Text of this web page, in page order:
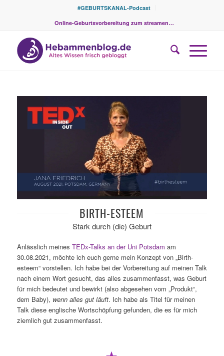
#GEBURTSKANAL-Podcast
Online-Geburtsvorbereitung zum streamen…
BIRTH-ESTEEM
Stark durch (die) Geburt
Anlässlich meines TEDx-Talks an der Uni Potsdam am
30.08.2021, möchte ich euch gerne mein Konzept von „Birth-
esteem“ vorstellen. Ich habe bei der Vorbereitung auf meinen Talk
nach einem Wort gesucht, das alles zusammenfasst, was Geburt
für mich bedeutet und bewirkt (also abgesehen vom „Produkt“,
dem Baby), wenn alles gut läuft. Ich habe als Titel für meinen
Talk diese englische Wortschöpfung gefunden, die es für mich
ziemlich gut zusammenfasst.